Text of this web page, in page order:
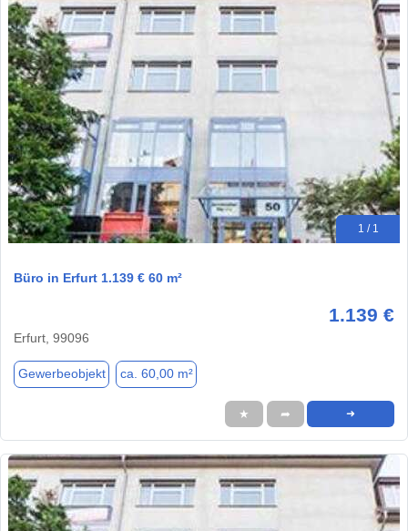
1 / 1
Büro in Erfurt 1.139 € 60 m²
1.139 €
Erfurt, 99096
Gewerbeobjekt ca. 60,00 m²
★ ➦ ➜